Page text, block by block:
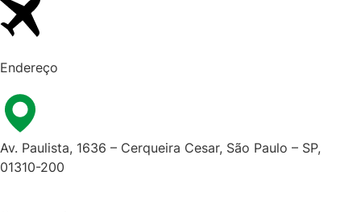
Endereço
Av. Paulista, 1636 – Cerqueira Cesar, São Paulo – SP,
01310-200